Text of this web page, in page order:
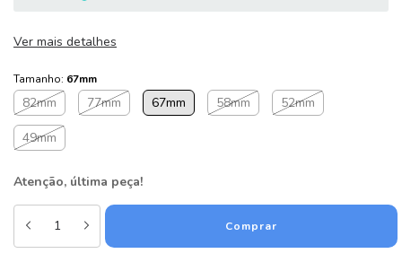
Ver mais detalhes
Tamanho: 67mm
82mm 77mm 67mm 58mm 52mm
49mm
Atenção, última peça!